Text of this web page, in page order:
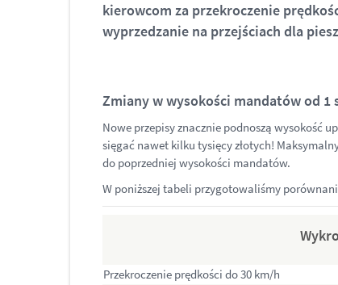
kierowcom za przekroczenie
wyprzedzanie na przejściach dla
Zmiany w wysokości mandatów od 1
Nowe przepisy znacznie podnoszą wysokość
sięgać nawet kilku tysięcy złotych!
do poprzedniej wysokości mandatów.
W poniższej tabeli przygotowaliśmy
Przekroczenie prędkości do 30 km/h